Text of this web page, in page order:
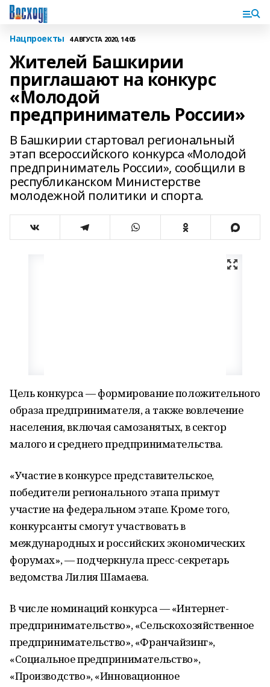
Нацпроекты 4 АВГУСТА 2020, 14:05
Жителей Башкирии
приглашают на конкурс
«Молодой
предприниматель России»
В Башкирии стартовал региональный
этап всероссийского конкурса «Молодой
предприниматель России», сообщили в
республиканском Министерстве
молодежной политики и спорта.
Цель конкурса — формирование положительного
образа предпринимателя, а также вовлечение
населения, включая самозанятых, в сектор
малого и среднего предпринимательства.
«Участие в конкурсе представительское,
победители регионального этапа примут
участие на федеральном этапе. Кроме того,
конкурсанты смогут участвовать в
международных и российских экономических
форумах», — подчеркнула пресс-секретарь
ведомства Лилия Шамаева.
В числе номинаций конкурса — «Интернет-
предпринимательство», «Сельскохозяйственное
предпринимательство», «Франчайзинг»,
«Социальное предпринимательство»,
«Производство», «Инновационное